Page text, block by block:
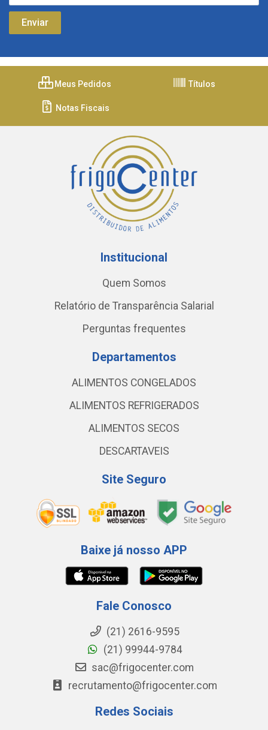
Meus Pedidos Títulos
Notas Fiscais
Institucional
Quem Somos
Relatório de Transparência Salarial
Perguntas frequentes
Departamentos
ALIMENTOS CONGELADOS
ALIMENTOS REFRIGERADOS
ALIMENTOS SECOS
DESCARTAVEIS
Site Seguro
Baixe já nosso APP
Fale Conosco
(21) 2616-9595
(21) 99944-9784
sac@frigocenter.com
recrutamento@frigocenter.com
Redes Sociais